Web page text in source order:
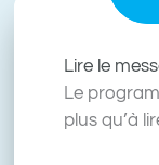
Lire le
Le
plus qu’à